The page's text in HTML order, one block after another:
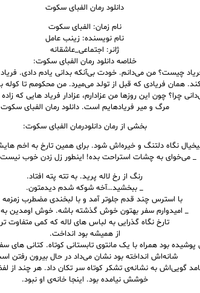
دانلود رمان الفبای سکوت
نام زمان: الفبای سکوت
نام نویسنده: زینب عامل
ژانر: اجتماعی_عاشقانه
خلاصه دانلود رمان الفبای سکوت:
چیست؟ من می‌دانم. خودت بی‌آنکه بدانی یادم دادی.
همان فریادی که قبل از تولد می‌میرد. من محکومم تا کوله
چرا؟ چون این روزها من عزادارم، عزادار فریاد هایی که
مرگ و میر فریادهایم است. دانلود رمان الفبای سکوت
بخشی از رمان دانلودرمان الفبای سکوت:
نگاه دلتنگ و خیره‌اش شود. برای همین تارخ به اخم
_ می‌خوای به چشات استراحت بده! اینطور زل زدن خوب نیست
رنگ از رخ لاله پرید. به تته پته افتاد.
_ ببخشید…آخه شوکه شدم دیدمتون.
با استرس چند قدم جلوتر آمد و با لبخندی مضطرب زمزمه
_ امیدوارم سفر بهتون خوش گذشته باشه. خوش اومدین
تارخ نگاه گذرایی به لباس های لاله که کمی متفاوت تر
از همیشه بود انداخت.
بود همراه با یک مانتوی تابستانی کوتاه. کتانی
شانه‌اش انداخته بود نشان می‌داد در حال بیرون رفتن
گویی‌اش به نشانه‌ی تشکر کوتاه سر تکان داد. هر چند از لفظ
خوشش نیامده بود. اینجا خانه‌ی او نبود.